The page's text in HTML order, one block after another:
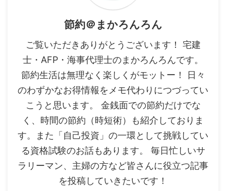
節約＠まかろんろん
ご覧いただきありがとうございます！ 宅建
士・AFP・海事代理士のまかろんろんです。
節約生活は無理なく楽しくがモットー！ 日々
のわずかなお得情報をメモ代わりにつづってい
こうと思います。 金銭面での節約だけでな
く、時間の節約（時短術）も紹介しておりま
す。また「自己投資」の一環として挑戦してい
る資格試験のお話もあります。 毎日忙しいサ
ラリーマン、主婦の方など皆さんに役立つ記事
を投稿していきたいです！